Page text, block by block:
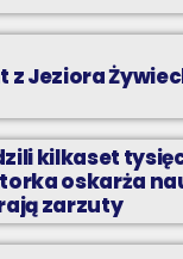
z Jeziora
kilkaset
oskarża
zarzuty